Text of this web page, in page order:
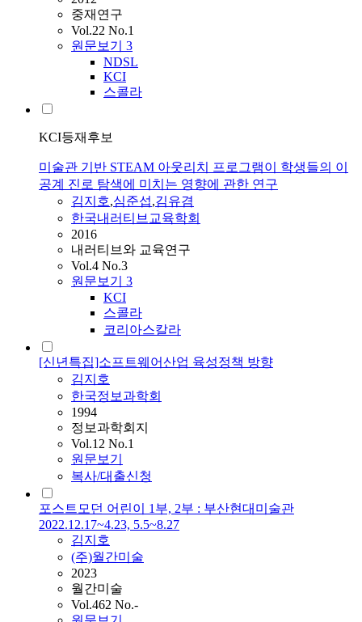
중재연구
Vol.22 No.1
원문보기 3
NDSL
KCI
스콜라
KCI등재후보
미술관 기반 STEAM 아웃리치 프로그램이 학생들의 이
공계 진로 탐색에 미치는 영향에 관한 연구
김지호,심준섭,김유겸
한국내러티브교육학회
2016
내러티브와 교육연구
Vol.4 No.3
원문보기 3
KCI
스콜라
코리아스칼라
[신년특집]소프트웨어산업 육성정책 방향
김지호
한국정보과학회
1994
정보과학회지
Vol.12 No.1
원문보기
복사/대출신청
포스트모던 어린이 1부, 2부 : 부산현대미술관
2022.12.17~4.23, 5.5~8.27
김지호
(주)월간미술
2023
월간미술
Vol.462 No.-